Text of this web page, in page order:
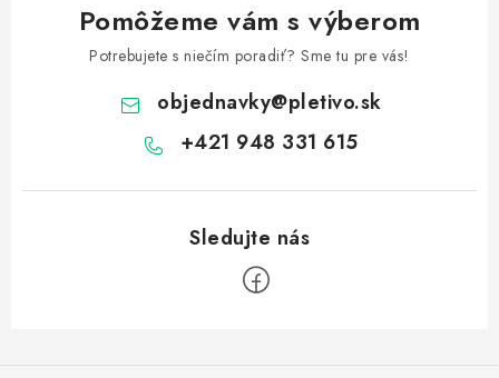
Pomôžeme vám s výberom
Potrebujete s niečím poradiť? Sme tu pre vás!
objednavky@pletivo.sk
+421 948 331 615